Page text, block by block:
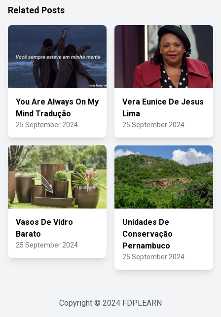
Related Posts
You Are Always On My
Mind Tradução
25 September 2024
Vera Eunice De Jesus
Lima
25 September 2024
Vasos De Vidro
Barato
25 September 2024
Unidades De
Conservação
Pernambuco
25 September 2024
Copyright © 2024 FDPLEARN